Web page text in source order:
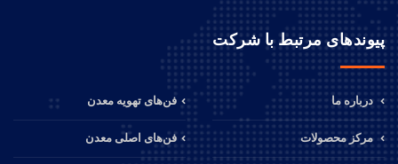
پیوندهای مرتبط با شرکت
درباره ما
مرکز محصولات
فن‌های تهویه معدن
فن‌های اصلی معدن